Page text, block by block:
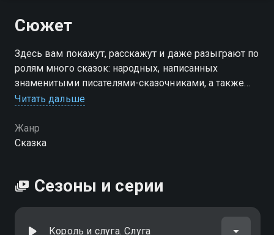
Сюжет
Здесь вам покажут, расскажут и даже разыграют по
ролям много сказок: народных, написанных
знаменитыми писателями-сказочниками, а также
совершенно новых, придуманных современными
Читать дальше
Жанр
Сказка
Сезоны и серии
Король и слуга. Слуга